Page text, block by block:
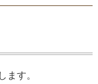
ます。